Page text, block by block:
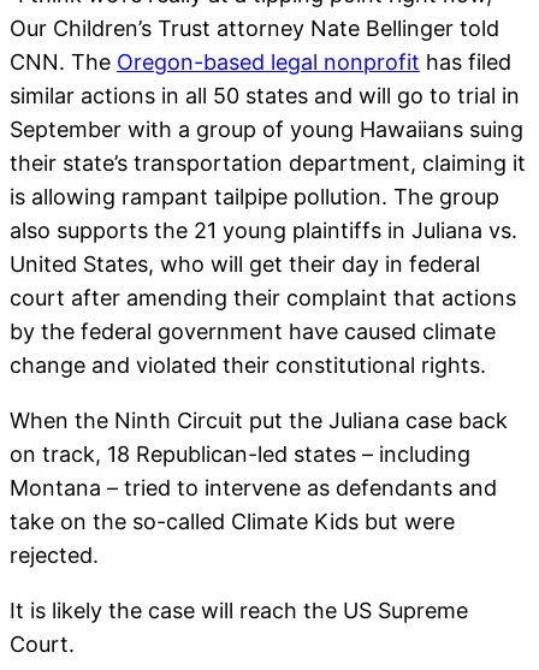
Our Children’s Trust attorney Nate Bellinger told
CNN. The Oregon-based legal nonprofit has filed
similar actions in all 50 states and will go to trial in
September with a group of young Hawaiians suing
their state’s transportation department, claiming it
is allowing rampant tailpipe pollution. The group
also supports the 21 young plaintiffs in Juliana vs.
United States, who will get their day in federal
court after amending their complaint that actions
by the federal government have caused climate
change and violated their constitutional rights.
When the Ninth Circuit put the Juliana case back
on track, 18 Republican-led states – including
Montana – tried to intervene as defendants and
take on the so-called Climate Kids but were
rejected.
It is likely the case will reach the US Supreme
Court.